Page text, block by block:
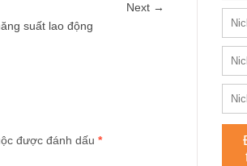
Next →
suất lao động
được đánh dấu *